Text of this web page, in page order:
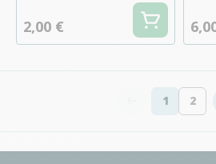
2,00 €
Vous
1 Page
2